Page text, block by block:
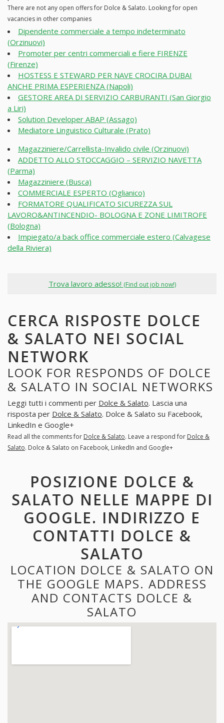
There are not any open offers for Dolce & Salato. Looking for open
vacancies in other companies
Dipendente commerciale a tempo indeterminato
(Orzinuovi)
Promoter per centri commerciali e fiere FIRENZE
(Firenze)
HOSTESS E STEWARD PER NAVE CROCIRA DUBAI
ANCHE PRIMA ESPERIENZA (Napoli)
GESTORE AREA DI SERVIZIO CARBURANTI (San Giorgio
a Liri)
Solution Developer ABAP (Assago)
Mediatore Linguistico Culturale (Prato)
Magazziniere/Carrellista-Invalido civile (Orzinuovi)
ADDETTO ALLO STOCCAGGIO – SERVIZIO NAVETTA
(Parma)
Magazziniere (Busca)
COMMERCIALE ESPERTO (Oglianico)
FORMATORE QUALIFICATO SICUREZZA SUL
LAVORO&ANTINCENDIO- BOLOGNA E ZONE LIMITROFE
(Bologna)
Impiegato/a back office commerciale estero (Calvagese
della Riviera)
Trova lavoro adesso! (Find out job now!)
CERCA RISPOSTE DOLCE
& SALATO NEI SOCIAL
NETWORK
LOOK FOR RESPONDS OF DOLCE
& SALATO IN SOCIAL NETWORKS
Leggi tutti i commenti per Dolce & Salato. Lascia una
risposta per Dolce & Salato. Dolce & Salato su Facebook,
LinkedIn e Google+
Read all the comments for Dolce & Salato. Leave a respond for Dolce &
Salato. Dolce & Salato on Facebook, LinkedIn and Google+
POSIZIONE DOLCE &
SALATO NELLE MAPPE DI
GOOGLE. INDIRIZZO E
CONTATTI DOLCE &
SALATO
LOCATION DOLCE & SALATO ON
THE GOOGLE MAPS. ADDRESS
AND CONTACTS DOLCE &
SALATO